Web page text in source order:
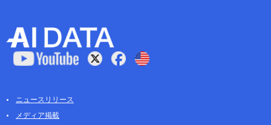
ニュースリリース
メディア掲載